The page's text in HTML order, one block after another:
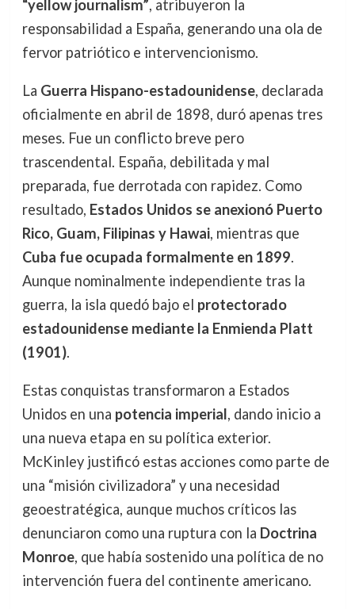
“yellow journalism”, atribuyeron la
responsabilidad a España, generando una ola de
fervor patriótico e intervencionismo.
La Guerra Hispano-estadounidense, declarada
oficialmente en abril de 1898, duró apenas tres
meses. Fue un conflicto breve pero
trascendental. España, debilitada y mal
preparada, fue derrotada con rapidez. Como
resultado, Estados Unidos se anexionó Puerto
Rico, Guam, Filipinas y Hawai, mientras que
Cuba fue ocupada formalmente en 1899.
Aunque nominalmente independiente tras la
guerra, la isla quedó bajo el protectorado
estadounidense mediante la Enmienda Platt
(1901).
Estas conquistas transformaron a Estados
Unidos en una potencia imperial, dando inicio a
una nueva etapa en su política exterior.
McKinley justificó estas acciones como parte de
una “misión civilizadora” y una necesidad
geoestratégica, aunque muchos críticos las
denunciaron como una ruptura con la Doctrina
Monroe, que había sostenido una política de no
intervención fuera del continente americano.